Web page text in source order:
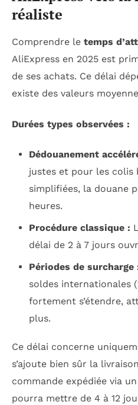
réaliste
Comprendre le temps
AliExpress en 2025 est
de ses achats. Ce délai
existe des valeurs
Durées types observées :
Dédouanement
justes et pour les colis
simplifiées, la douane
heures.
Procédure classique :
délai de 2 à 7 jours
Périodes de surcharge
soldes internationales
fortement s’étendre,
plus.
Ce délai concerne
s’ajoute bien sûr la
commande expédiée via
pourra mettre de 4 à 12